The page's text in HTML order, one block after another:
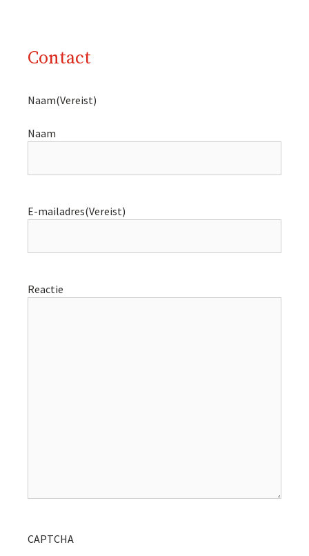
Contact
Naam(Vereist)
Naam
E-mailadres(Vereist)
Reactie
CAPTCHA